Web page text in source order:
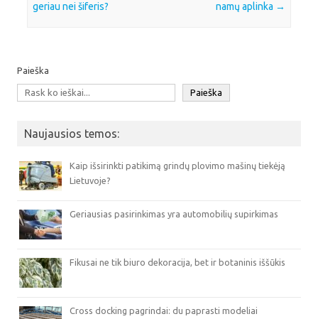
geriau nei šiferis?
namų aplinka →
Paieška
Paieška
Naujausios temos:
Kaip išsirinkti patikimą grindų plovimo mašinų tiekėją
Lietuvoje?
Geriausias pasirinkimas yra automobilių supirkimas
Fikusai ne tik biuro dekoracija, bet ir botaninis iššūkis
Cross docking pagrindai: du paprasti modeliai